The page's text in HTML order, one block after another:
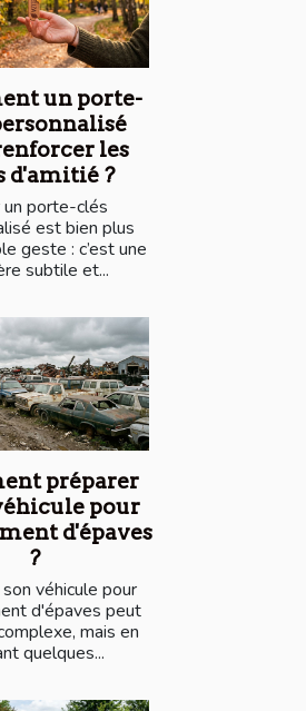
un porte-
les
d'amitié ?
un porte-clés
est bien plus
geste : c’est une
subtile et...
préparer
pour
d'épaves
?
véhicule pour
d'épaves peut
mais en
quelques...